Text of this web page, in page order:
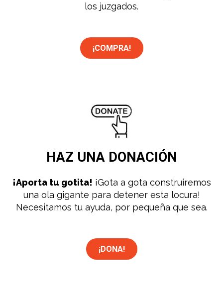
los juzgados.
¡COMPRA!
HAZ UNA DONACIÓN
¡Aporta tu gotita! ¡Gota a gota construiremos
una ola gigante para detener esta locura!
Necesitamos tu ayuda, por pequeña que sea.
¡DONA!